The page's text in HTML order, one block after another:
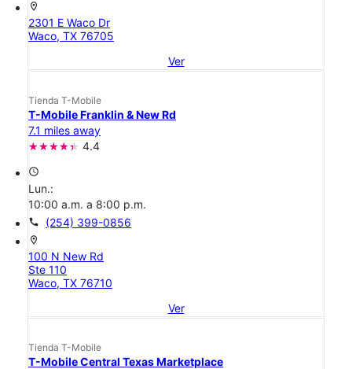
location_on
2301 E Waco Dr
Waco, TX 76705
Ver
Tienda T-Mobile
T-Mobile Franklin & New Rd
7.1 miles away
4.4
access_time
Lun.:
10:00 a.m. a 8:00 p.m.
call (254) 399-0856
location_on
100 N New Rd
Ste 110
Waco, TX 76710
Ver
Tienda T-Mobile
T-Mobile Central Texas Marketplace